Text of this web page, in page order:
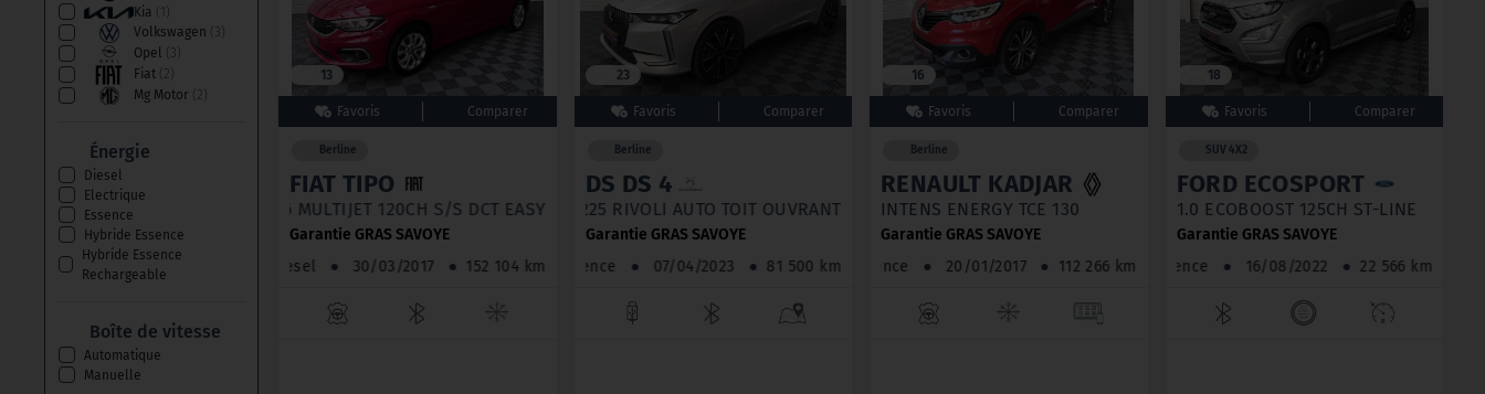
Kia (1)
Volkswagen
(3)
Opel
(3)
Fiat (2)
Mg Motor
(2)
Hyundai
Skoda
Renault
Ford (1)
Maxus
Énergie
Diesel
Electrique
Essence
Hybride Essence
Hybride Essence
Rechargeable
Boîte de vitesse
Automatique
Manuelle
13
Berline
FIAT TIPO
1.6 MULTIJET 120CH S/S DCT EASY
Garantie GRAS SAVOYE
Diesel
● 30/03/2017 ● 152 104 km
23
Berline
DS DS 4
225 RIVOLI AUTO TOIT OUVRANT
Garantie GRAS SAVOYE
Essence
● 07/04/2023 ● 81 500 km
16
Berline
RENAULT KADJAR
INTENS ENERGY TCE 130
Garantie GRAS SAVOYE
Essence
● 20/01/2017 ● 112 266 km
18
SUV 4X2
FORD ECOSPORT
1.0 ECOBOOST 125CH ST-LINE
Garantie GRAS SAVOYE
Essence
● 16/08/2022 ● 22 566 km